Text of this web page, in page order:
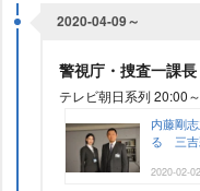
2020-04-09～
警視庁・捜査一課
テレビ朝日系列 20:00
内藤剛
る 三吉
2020-02-02